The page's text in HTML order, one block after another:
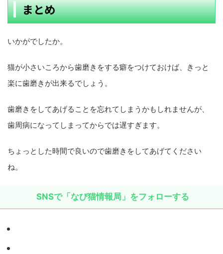
まとめ
いかがでしたか。
猫が小さいころから歯磨きをする癖をつけておけば、きっと
楽に歯磨きが出来るでしょう。
歯磨きをしてあげることを忘れてしまうかもしれませんが、
歯周病になってしまってからでは遅すぎます。
ちょっとした時間で良いので歯磨きをしてあげてください
ね。
SNSで「なび猫情報局」をフォローする